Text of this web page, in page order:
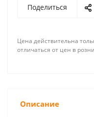
Поделиться
Цена действительна
отличаться от цен в
Описание